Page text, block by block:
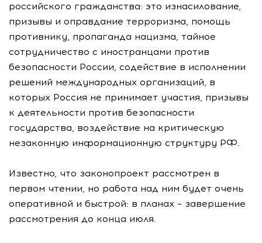
российского гражданства: это изнасилование,
призывы и оправдание терроризма, помощь
противнику, пропаганда нацизма, тайное
сотрудничество с иностранцами против
безопасности России, содействие в исполнении
решений международных организаций, в
которых Россия не принимает участия, призывы
к деятельности против безопасности
государства, воздействие на критическую
незаконную информационную структуру РФ.
Известно, что законопроект рассмотрен в
первом чтении, но работа над ним будет очень
оперативной и быстрой: в планах – завершение
рассмотрения до конца июля.